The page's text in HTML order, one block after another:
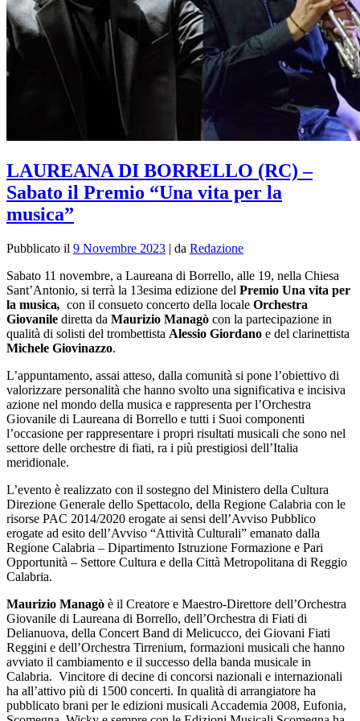
LAUREANA DI BORRELLO (RC) –
Sabato il Premio “Una vita per la
musica”
Pubblicato il 9 Novembre 2023 | da Redazione
Sabato 11 novembre, a Laureana di Borrello, alle 19, nella Chiesa
Sant’Antonio, si terrà la 13esima edizione del Premio Una vita per
la musica, con il consueto concerto della locale Orchestra
Giovanile diretta da Maurizio Managò con la partecipazione in
qualità di solisti del trombettista Alessio Giordano e del clarinettista
Michele Giovinazzo.
L’appuntamento, assai atteso, dalla comunità si pone l’obiettivo di
valorizzare personalità che hanno svolto una significativa e incisiva
azione nel mondo della musica e rappresenta per l’Orchestra
Giovanile di Laureana di Borrello e tutti i Suoi componenti
l’occasione per rappresentare i propri risultati musicali che sono nel
settore delle orchestre di fiati, ra i più prestigiosi dell’Italia
meridionale.
L’evento è realizzato con il sostegno del Ministero della Cultura
Direzione Generale dello Spettacolo, della Regione Calabria con le
risorse PAC 2014/2020 erogate ai sensi dell’Avviso Pubblico
erogate ad esito dell’Avviso “Attività Culturali” emanato dalla
Regione Calabria – Dipartimento Istruzione Formazione e Pari
Opportunità – Settore Cultura e della Città Metropolitana di Reggio
Calabria.
Maurizio Managò è il Creatore e Maestro-Direttore dell’Orchestra
Giovanile di Laureana di Borrello, dell’Orchestra di Fiati di
Delianuova, della Concert Band di Melicucco, dei Giovani Fiati
Reggini e dell’Orchestra Tirrenium, formazioni musicali che hanno
avviato il cambiamento e il successo della banda musicale in
Calabria. Vincitore di decine di concorsi nazionali e internazionali
ha all’attivo più di 1500 concerti. In qualità di arrangiatore ha
pubblicato brani per le edizioni musicali Accademia 2008, Eufonia,